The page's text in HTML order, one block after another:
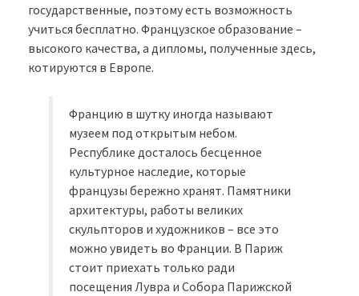
государственные, поэтому есть возможность
учиться бесплатно. Французское образование –
высокого качества, а дипломы, полученные здесь,
котируются в Европе.
Францию в шутку иногда называют
музеем под открытым небом.
Республике досталось бесценное
культурное наследие, которые
французы бережно хранят. Памятники
архитектуры, работы великих
скульпторов и художников – все это
можно увидеть во Франции. В Париж
стоит приехать только ради
посещения Лувра и Собора Парижской